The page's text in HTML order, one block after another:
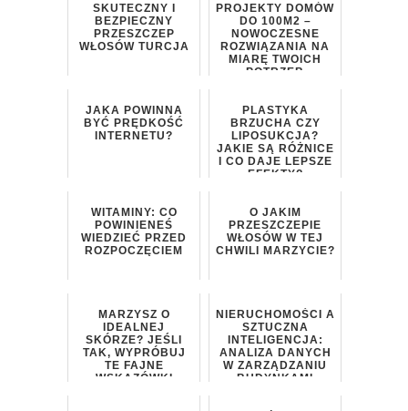
SKUTECZNY I
BEZPIECZNY
PRZESZCZEP
WŁOSÓW TURCJA
PROJEKTY DOMÓW
DO 100M2 –
NOWOCZESNE
ROZWIĄZANIA NA
MIARĘ TWOICH
POTRZEB
JAKA POWINNA
BYĆ PRĘDKOŚĆ
INTERNETU?
PLASTYKA
BRZUCHA CZY
LIPOSUKCJA?
JAKIE SĄ RÓŻNICE
I CO DAJE LEPSZE
EFEKTY?
WITAMINY: CO
POWINIENEŚ
WIEDZIEĆ PRZED
ROZPOCZĘCIEM
O JAKIM
PRZESZCZEPIE
WŁOSÓW W TEJ
CHWILI MARZYCIE?
MARZYSZ O
IDEALNEJ
SKÓRZE? JEŚLI
TAK, WYPRÓBUJ
TE FAJNE
WSKAZÓWKI
NIERUCHOMOŚCI A
SZTUCZNA
INTELIGENCJA:
ANALIZA DANYCH
W ZARZĄDZANIU
BUDYNKAMI